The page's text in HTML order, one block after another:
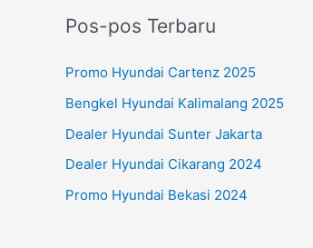
i
u
u
k
:
Pos-pos Terbaru
Promo Hyundai Cartenz 2025
Bengkel Hyundai Kalimalang 2025
Dealer Hyundai Sunter Jakarta
Dealer Hyundai Cikarang 2024
Promo Hyundai Bekasi 2024